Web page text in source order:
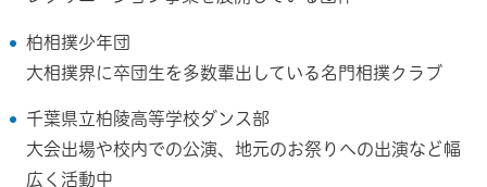
柏相撲少年団
大相撲界に卒団生を多数輩出している名門相撲クラブ
千葉県立柏陵高等学校ダンス部
大会出場や校内での公演、地元のお祭りへの出演など幅
広く活動中